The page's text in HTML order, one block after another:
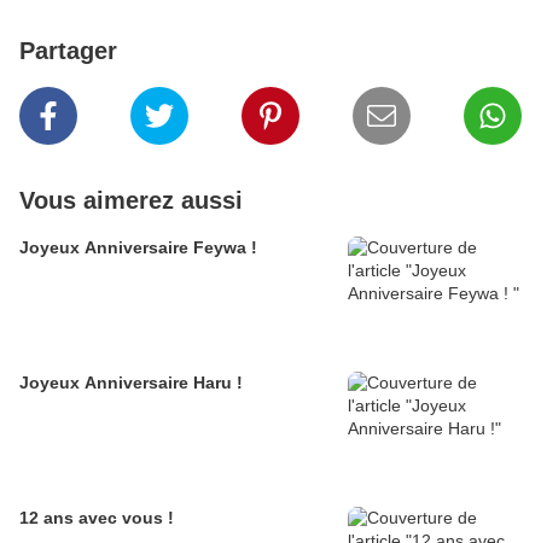
Partager
Vous aimerez aussi
Joyeux Anniversaire Feywa !
Joyeux Anniversaire Haru !
12 ans avec vous !